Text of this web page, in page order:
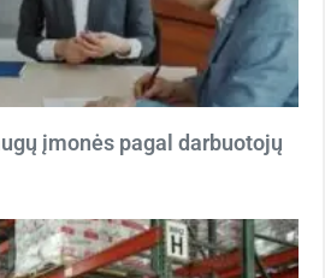
įmonės pagal darbuotojų